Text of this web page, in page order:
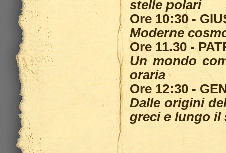
stelle polari
Ore 10:30 -
Moderne
Ore 11.30 -
Un mondo
oraria
Ore 12:30 -
Dalle origini
greci e lungo il